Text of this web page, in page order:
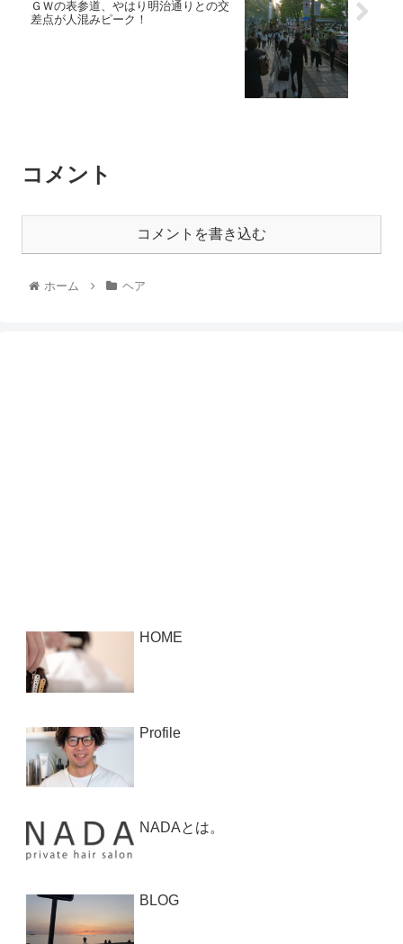
ＧＷの表参道、やはり明治通りとの交
差点が人混みピーク！
コメント
コメントを書き込む
ホーム ヘア
HOME
Profile
NADAとは。
BLOG